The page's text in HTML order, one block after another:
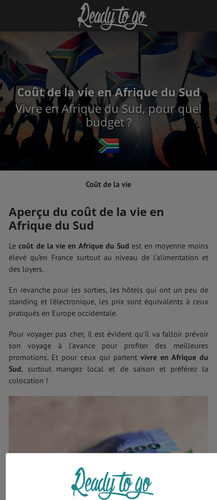
Coût de la vie en Afrique du Sud
Vivre en Afrique du Sud, pour quel
budget ?
Coût de la vie
Aperçu du coût de la vie en
Afrique du Sud
Lecoût de la vie en Afrique du Sud est en moyenne moins
élevé qu’en France surtout au niveau de l’alimentation et
des loyers.
En revanche pour les sorties, les hôtels qui ont un peu de
standing et l’électronique, les prix sont équivalents à ceux
pratiqués en Europe occidentale.
Pour voyager pas cher, il est évident qu’il va falloir prévoir
son voyage à l’avance pour profiter des meilleures
promotions. Et pour ceux qui partent vivre en Afrique du
Sud, surtout mangez local et de saison et préférez la
colocation !